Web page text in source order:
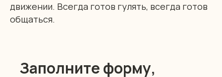
движении. Всегда готов гулять, всегда готов
общаться.
Заполните форму,